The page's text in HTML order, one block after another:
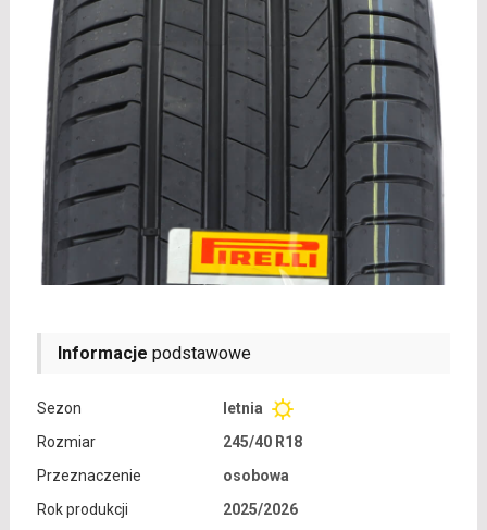
Informacje podstawowe
Sezon
letnia
Rozmiar
245/40 R18
Przeznaczenie
osobowa
Rok produkcji
2025/2026